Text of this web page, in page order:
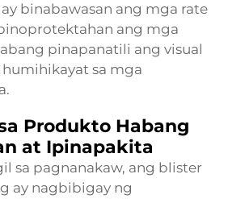
binabawasan ang mga rate
ang mga
pinapanatili ang visual
humihikayat sa mga
Produkto Habang
at Ipinapakita
sa pagnanakaw, ang blister
ay nagbibigay ng